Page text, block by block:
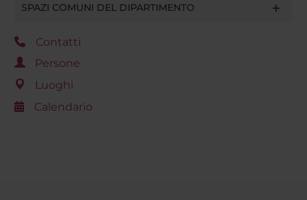
SPAZI COMUNI DEL DIPARTIMENTO
Contatti
Persone
Luoghi
Calendario